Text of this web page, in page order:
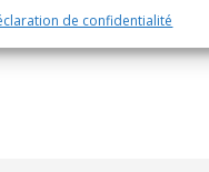
de confidentialité